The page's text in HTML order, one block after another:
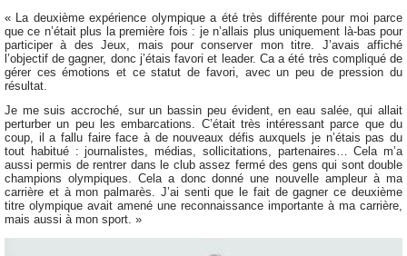
« La deuxième expérience olympique a été très différente pour moi parce
que ce n’était plus la première fois : je n’allais plus uniquement là-bas pour
participer à des Jeux, mais pour conserver mon titre. J’avais affiché
l’objectif de gagner, donc j’étais favori et leader. Ca a été très compliqué de
gérer ces émotions et ce statut de favori, avec un peu de pression du
résultat.
Je me suis accroché, sur un bassin peu évident, en eau salée, qui allait
perturber un peu les embarcations. C’était très intéressant parce que du
coup, il a fallu faire face à de nouveaux défis auxquels je n’étais pas du
tout habitué : journalistes, médias, sollicitations, partenaires… Cela m’a
aussi permis de rentrer dans le club assez fermé des gens qui sont double
champions olympiques. Cela a donc donné une nouvelle ampleur à ma
carrière et à mon palmarès. J’ai senti que le fait de gagner ce deuxième
titre olympique avait amené une reconnaissance importante à ma carrière,
mais aussi à mon sport. »